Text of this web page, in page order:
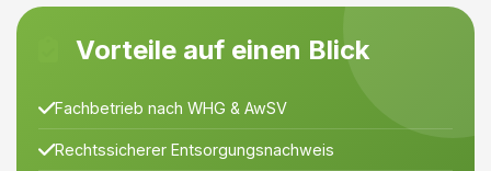
Vorteile auf einen Blick
Fachbetrieb nach WHG & AwSV
Rechtssicherer Entsorgungsnachweis